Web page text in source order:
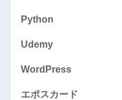
Python
Udemy
WordPress
エポスカード